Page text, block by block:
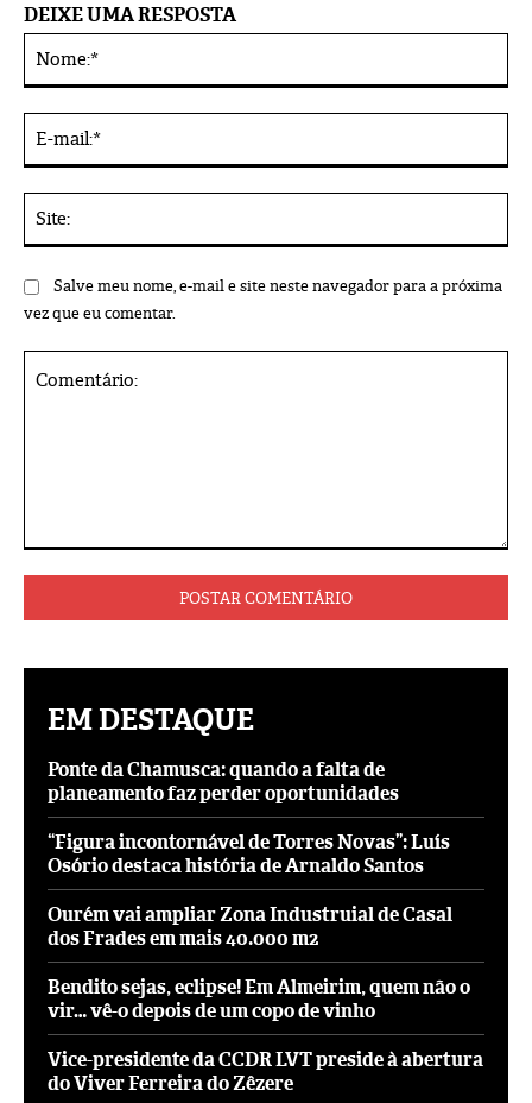
DEIXE UMA RESPOSTA
Salve meu nome, e-mail e site neste navegador para a próxima
vez que eu comentar.
EM DESTAQUE
Ponte da Chamusca: quando a falta de
planeamento faz perder oportunidades
“Figura incontornável de Torres Novas”: Luís
Osório destaca história de Arnaldo Santos
Ourém vai ampliar Zona Industruial de Casal
dos Frades em mais 40.000 m2
Bendito sejas, eclipse! Em Almeirim, quem não o
vir… vê-o depois de um copo de vinho
Vice-presidente da CCDR LVT preside à abertura
do Viver Ferreira do Zêzere